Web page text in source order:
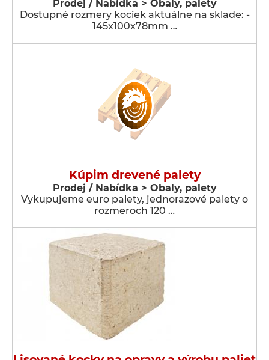
Prodej / Nabídka > Obaly, palety
Dostupné rozmery kociek aktuálne na sklade: -
145x100x78mm …
Kúpim drevené palety
Prodej / Nabídka > Obaly, palety
Vykupujeme euro palety, jednorazové palety o
rozmeroch 120 …